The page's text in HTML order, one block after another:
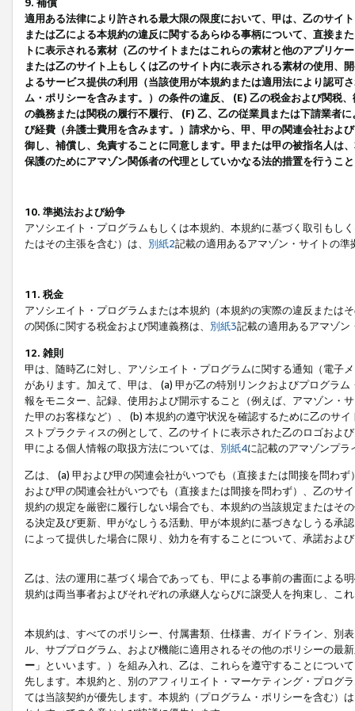
9. 補償
適用ある法律により許される最大限の限度において、甲は、乙のサイ
または乙による本規約の違反に関するあらゆる事柄について、直接ま
トに表示される素材（乙のサイトまたはこれらの素材と他のアプリ
または乙のサイト上もしくは乙のサイト内に表示される素材の使用、
よるサービス提供の利用（当該使用が本規約または適用法により認可
ム・ポリシーを含みます。）の条件の違反、 (E) 乙の税金および関税
の義務または関税の履行不履行、 (F) 乙、乙の従業員または下請業者
び経費（弁護士費用を含みます。）請求から、甲、甲の関連会社およ
御し、補償し、免責することに同意します。甲または甲の被指名人は
保護のためにアマゾン関係者の代理としていかなる法的措置を行うこ
10. 準拠法および紛争
アソシエイト・プログラムもしくは本規約、本規約に基づく取引もし
たはその主張を含む）は、 別紙2記載の適用あるアマゾン・サイトの
11. 税金
アソシエイト・プログラムまたは本規約（本規約の実際の違反または
の関係に関する税金および関連義務は、 別紙3記載の適用あるアマゾン
12. 雑則
甲は、随時乙に対し、アソシエイト・プログラムに関する通知（電子
があります。加えて、甲は、 (a) 甲が乙の特別リンクおよびプログラ
報をモニター、記録、使用および開示すること（例えば、アマゾン・
た甲のお客様など）、 (b) 本規約の遵守状況を確認するために乙のサ
ストプラクティスの例として、乙のサイトに表示された乙のロゴおよ
甲による個人情報の取扱方法については、 別紙4に記載のアマゾンプ
乙は、 (a) 甲および甲の関連会社がいつでも（直接または間接を問わ
および甲の関連会社がいつでも（直接または間接を問わず）、乙のサ
規約の規定を厳密に履行しない場合でも、本規約の当該規定またはそ
る決定及び更新、甲がなしうる活動、甲が本規約に基づきなしうる承
によって提供した場合に限り、効力を有することについて、承諾およ
乙は、法の運用に基づく場合であっても、甲による事前の書面による
規約は両当事者およびそれぞれの承継人ならびに譲受人を拘束し、こ
本規約は、すべてのポリシー、付属書類、仕様書、ガイドライン、別
ル、サブプログラム、および機能に適用されるその他のポリシーの最
ー 」といいます。）を組み入れ、乙は、これらを遵守することにつ
先します。本規約と、別のアフィリエイト・マーケティング・プログ
ては当該契約が優先します。本規約（プログラム・ポリシーを含む）